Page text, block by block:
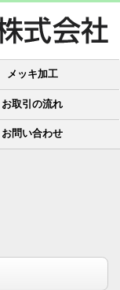
メッキ加工
お取引の流れ
お問い合わせ